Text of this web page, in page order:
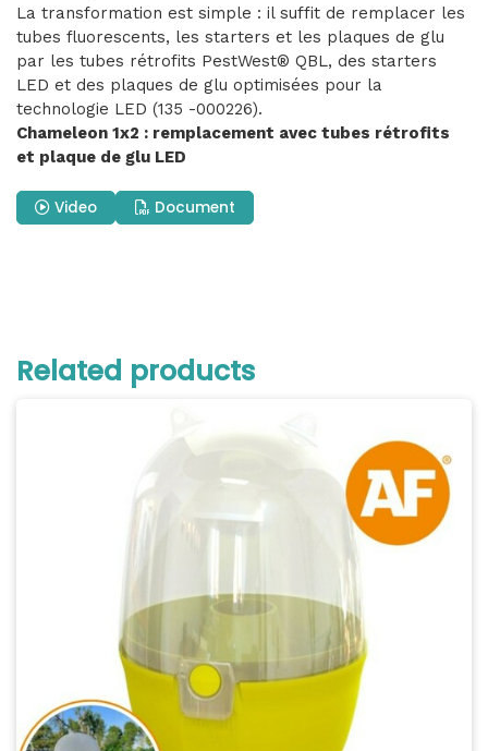
La transformation est simple : il suffit de remplacer les
tubes fluorescents, les starters et les plaques de glu
par les tubes rétrofits PestWest® QBL, des starters
LED et des plaques de glu optimisées pour la
technologie LED (135 -000226).
Chameleon 1x2 : remplacement avec tubes rétrofits
et plaque de glu LED
Video Document
Related products